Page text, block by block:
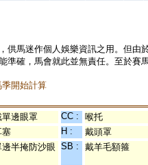
供馬迷作個人娛樂資訊之用。但
準確，馬會就此並無責任。至於賽
開始計算
單邊眼罩 CC :
喉托
塞 H :
戴頭罩
邊半掩防沙眼 SB : 戴羊毛額箍